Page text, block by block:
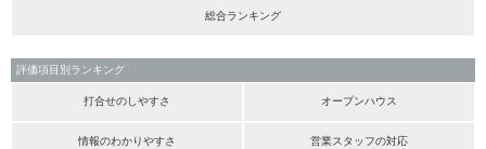
総合ランキング
評価項目別ランキング
打合せのしやすさ オープンハウス
情報のわかりやすさ 営業スタッフの対応